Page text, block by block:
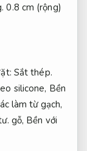
0.8 cm (rộng)
Sắt thép.
silicone, Bền
làm từ gạch,
gỗ, Bền với